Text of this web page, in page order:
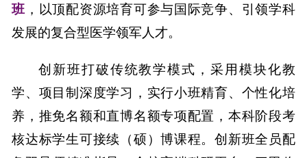
班 ，以顶配资源培育可参与国际竞争、引领学科
发展的复合型医学领军人才。
创新班打破传统教学模式，采用模块化教
学、项目制深度学习，实行小班精育、个性化培
养，推免名额和直博名额专项配置 ， 本科阶段考
核达标学生可接续 （硕）博课程。创新班全员配